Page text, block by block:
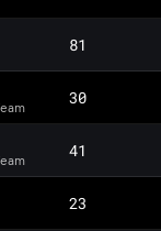
81
30
41
23